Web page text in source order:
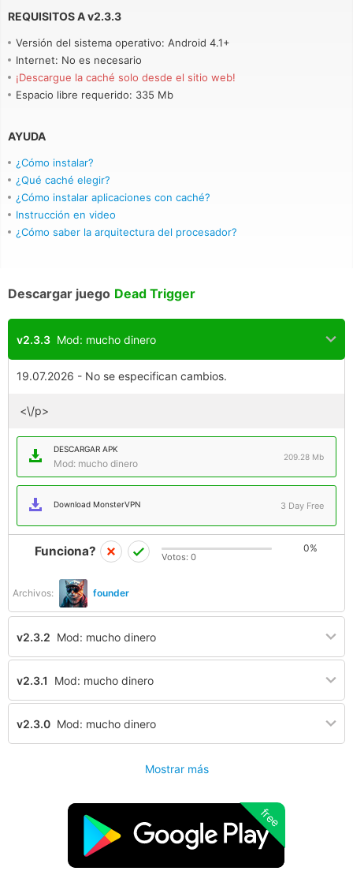
REQUISITOS Av2.3.3
Versión del sistema operativo: Android 4.1+
Internet: No es necesario
¡Descargue la caché solo desde el sitio web!
Espacio libre requerido: 335 Mb
AYUDA
¿Cómo instalar?
¿Qué caché elegir?
¿Cómo instalar aplicaciones con caché?
Instrucción en video
¿Cómo saber la arquitectura del procesador?
Descargar juego Dead Trigger
v2.3.3 Mod: mucho dinero
19.07.2026 - No se especifican cambios.
<\/p>
DESCARGAR APK
Mod: mucho dinero
209.28 Mb
Download MonsterVPN 3 Day Free
Archivos: founder
Funciona? 0%
Votos: 0
v2.3.2 Mod: mucho dinero
v2.3.1 Mod: mucho dinero
v2.3.0 Mod: mucho dinero
Mostrar más
free